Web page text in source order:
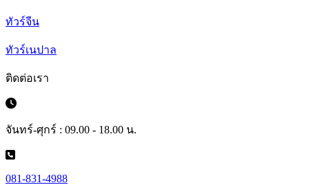
ทัวร์จีน
ทัวร์เนปาล
ติดต่อเรา
จันทร์-ศุกร์ : 09.00 - 18.00 น.
081-831-4988